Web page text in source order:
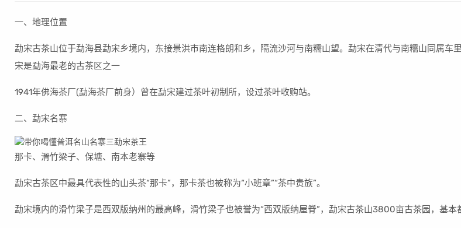
一、地理位置
勐宋古茶山位于勐海县勐宋乡境内，东接景洪市南连格朗和乡，隔流沙河与南糯山望。勐宋在清代与南糯山同属车
宋是勐海最老的古茶区之一
1941年佛海茶厂(勐海茶厂前身）曾在勐宋建过茶叶初制所，设过茶叶收购站。
二、勐宋名寨
那卡、滑竹梁子、保塘、南本老寨等
勐宋古茶区中最具代表性的山头茶“那卡”，那卡茶也被称为“小班章”“茶中贵族”。
勐宋境内的滑竹梁子是西双版纳州的最高峰，滑竹梁子也被誉为“西双版纳屋脊”，勐宋古茶山3800亩古茶园，基本